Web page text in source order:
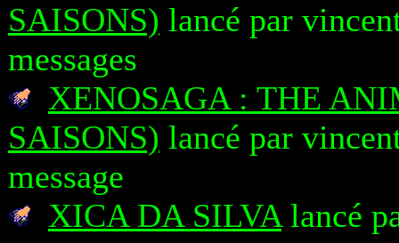
SAISONS) lancé par
messages
XENOSAGA : THE
SAISONS) lancé par
message
XICA DA SILVAlancé